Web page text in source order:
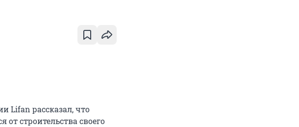
Lifan рассказал, что
от строительства своего